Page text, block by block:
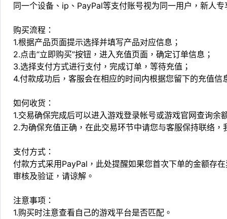
同一个设备、ip、PayPal等支付账号视为同一用户，新人
购买流程：
1.根据产品页面提示选择并填写产品对应信息；
2.点击“立即购买”按钮，进入充值页面，确定订单信息；
3.选择支付方式进行支付，完成订单，等待充值；
4.付款成功后，客服会在相应的时间内根据您留下的充值
如何收货：
1.交易确保完成后可以进入游戏登录帐号或游戏官网查询余
2.为确保充值正确，在此交易环节中请您与客服保持联络
支付方式：
付款方式采用PayPal，此处提醒如果您首次下单的金额存
审核及验证，请谅解。
注意事项：
1.购买时注意查看自己的游戏平台是否匹配。